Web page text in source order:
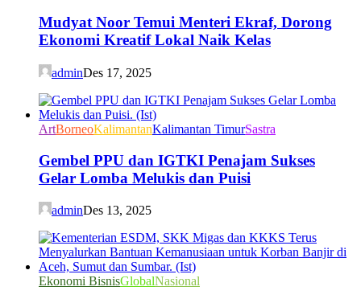
Mudyat Noor Temui Menteri Ekraf, Dorong
Ekonomi Kreatif Lokal Naik Kelas
adminDes 17, 2025
ArtBorneoKalimantanKalimantan TimurSastra
Gembel PPU dan IGTKI Penajam Sukses
Gelar Lomba Melukis dan Puisi
adminDes 13, 2025
Ekonomi BisnisGlobalNasional